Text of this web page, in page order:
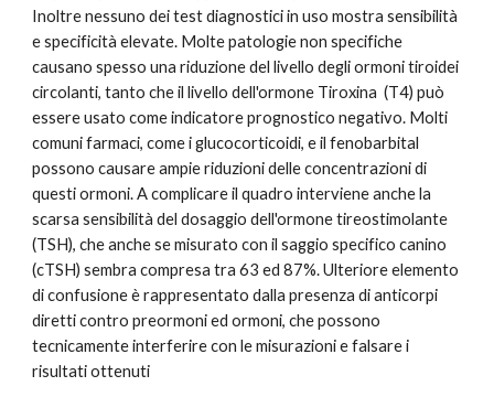
Inoltre nessuno dei test diagnostici in uso mostra sensibilità
e specificità elevate. Molte patologie non specifiche
causano spesso una riduzione del livello degli ormoni tiroidei
circolanti, tanto che il livello dell'ormone Tiroxina  (T4) può
essere usato come indicatore prognostico negativo. Molti
comuni farmaci, come i glucocorticoidi, e il fenobarbital
possono causare ampie riduzioni delle concentrazioni di
questi ormoni. A complicare il quadro interviene anche la
scarsa sensibilità del dosaggio dell'ormone tireostimolante
(TSH), che anche se misurato con il saggio specifico canino
(cTSH) sembra compresa tra 63 ed 87%. Ulteriore elemento
di confusione è rappresentato dalla presenza di anticorpi
diretti contro preormoni ed ormoni, che possono
tecnicamente interferire con le misurazioni e falsare i
risultati ottenuti